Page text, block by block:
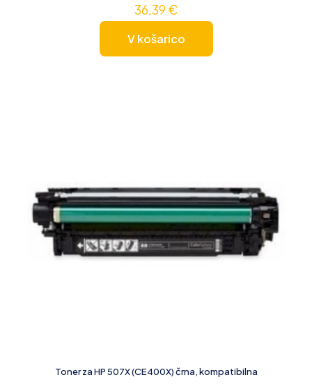
36,39€
V košarico
Toner za HP 507X (CE400X) črna, kompatibilna